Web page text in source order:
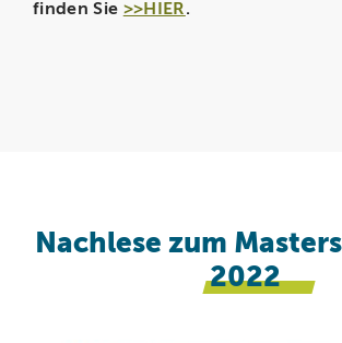
finden Sie >>HIER.
Nachlese zum
2022